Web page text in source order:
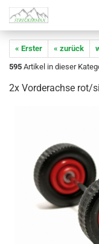
« Erster « zurück
595 Artikel in dieser
2x Vorderachse rot/